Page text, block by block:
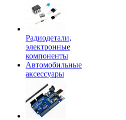
Радиодетали,
электронные
компоненты
Автомобильные
аксессуары